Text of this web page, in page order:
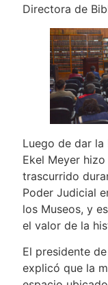
Directora de
Luego de dar la
Ekel Meyer
trascurrido
Poder Judicial
los Museos, y
el valor de la
El presidente
explicó que la